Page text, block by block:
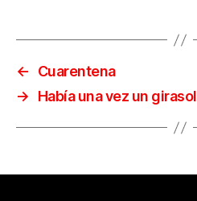
←
Cuarentena
→
Había una vez un girasol